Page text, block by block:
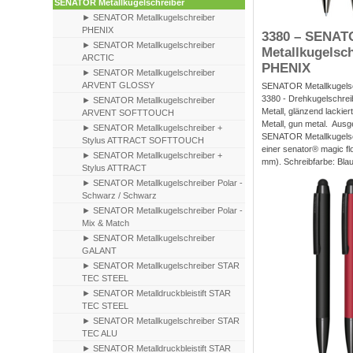
3380 –
PHENIX
SENATOR
3380 -
Metall, glänzend
Metall, gun metal.
SENATOR
einer senator® magic
mm). Schreibfarbe:
SENATOR Metallkugelschreiber
► SENATOR Metallkugelschreiber
PHENIX
► SENATOR Metallkugelschreiber
ARCTIC
► SENATOR Metallkugelschreiber
ARVENT GLOSSY
► SENATOR Metallkugelschreiber
ARVENT SOFTTOUCH
► SENATOR Metallkugelschreiber +
Stylus ATTRACT SOFTTOUCH
► SENATOR Metallkugelschreiber +
Stylus ATTRACT
► SENATOR Metallkugelschreiber Polar -
Schwarz / Schwarz
► SENATOR Metallkugelschreiber Polar -
Mix & Match
► SENATOR Metallkugelschreiber
GALANT
► SENATOR Metallkugelschreiber STAR
TEC STEEL
► SENATOR Metalldruckbleistift STAR
TEC STEEL
► SENATOR Metallkugelschreiber STAR
TEC ALU
► SENATOR Metalldruckbleistift STAR